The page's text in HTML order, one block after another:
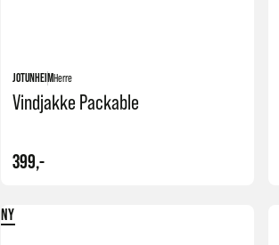
JOTUNHEIMHerre
Vindjakke Packable
399,-
NY